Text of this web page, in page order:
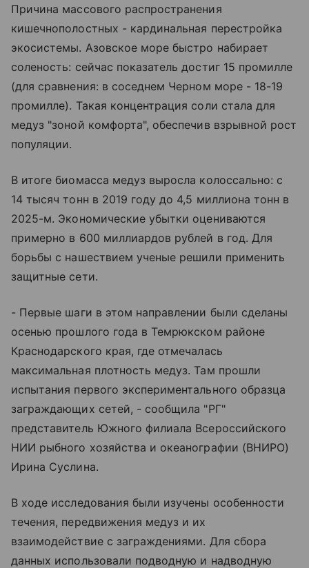
Причина массового распространения
кишечнополостных - кардинальная перестройка
экосистемы. Азовское море быстро набирает
соленость: сейчас показатель достиг 15 промилле
(для сравнения: в соседнем Черном море - 18-19
промилле). Такая концентрация соли стала для
медуз "зоной комфорта", обеспечив взрывной рост
популяции.
В итоге биомасса медуз выросла колоссально: с
14 тысяч тонн в 2019 году до 4,5 миллиона тонн в
2025-м. Экономические убытки оцениваются
примерно в 600 миллиардов рублей в год. Для
борьбы с нашествием ученые решили применить
защитные сети.
- Первые шаги в этом направлении были сделаны
осенью прошлого года в Темрюкском районе
Краснодарского края, где отмечалась
максимальная плотность медуз. Там прошли
испытания первого экспериментального образца
заграждающих сетей, - сообщила "РГ"
представитель Южного филиала Всероссийского
НИИ рыбного хозяйства и океанографии (ВНИРО)
Ирина Суслина.
В ходе исследования были изучены особенности
течения, передвижения медуз и их
взаимодействие с заграждениями. Для сбора
данных использовали подводную и надводную